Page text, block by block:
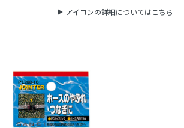
アイコンの詳細についてはこちら